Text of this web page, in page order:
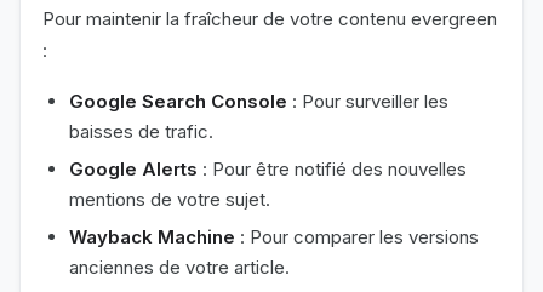
Pour maintenir la fraîcheur de votre contenu evergreen
:
Google Search Console : Pour surveiller les
baisses de trafic.
Google Alerts : Pour être notifié des nouvelles
mentions de votre sujet.
Wayback Machine : Pour comparer les versions
anciennes de votre article.